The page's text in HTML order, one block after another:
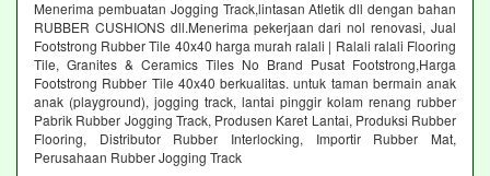
Menerima pembuatan Jogging Track,lintasan Atletik dll dengan bahan
RUBBER CUSHIONS dll.Menerima pekerjaan dari nol renovasi, Jual
Footstrong Rubber Tile 40x40 harga murah ralali | Ralali ralali Flooring
Tile, Granites & Ceramics Tiles No Brand Pusat Footstrong,Harga
Footstrong Rubber Tile 40x40 berkualitas. untuk taman bermain anak
anak (playground), jogging track, lantai pinggir kolam renang rubber
Pabrik Rubber Jogging Track, Produsen Karet Lantai, Produksi Rubber
Flooring, Distributor Rubber Interlocking, Importir Rubber Mat,
Perusahaan Rubber Jogging Track